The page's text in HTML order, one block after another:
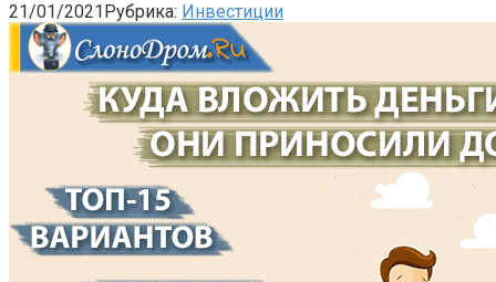
21/01/2021Рубрика: Инвестиции